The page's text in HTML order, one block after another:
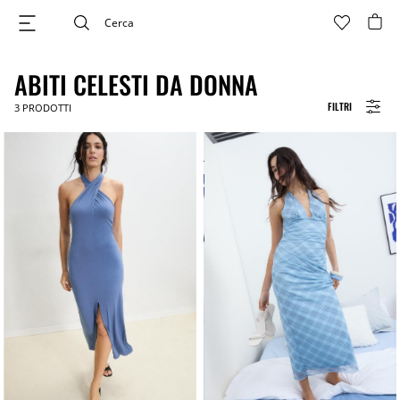
FILTRI
ABITI CELESTI DA DONNA
3 PRODOTTI